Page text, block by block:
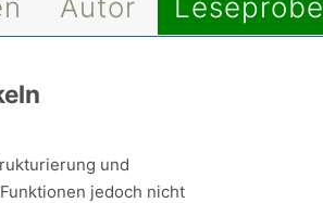
und
jedoch nicht
Autor Leseprobe